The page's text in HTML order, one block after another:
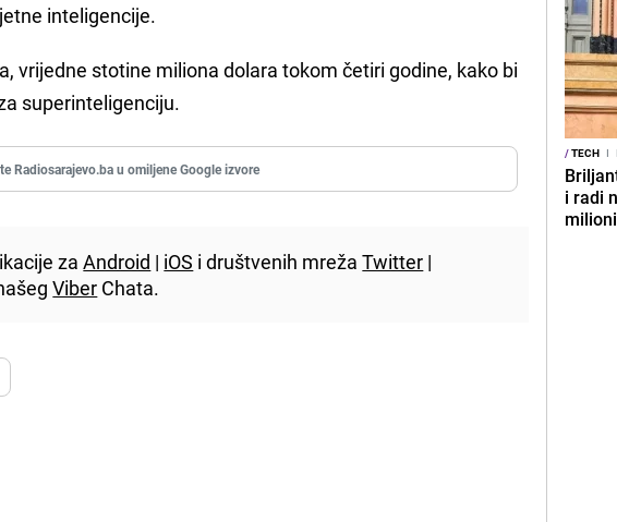
inteligencije.
vrijedne stotine miliona dolara tokom četiri godine, kako bi
superinteligenciju.
Radiosarajevo.ba u omiljene Google izvore
zaAndroid | iOS i društvenih mrežaTwitter |
Viber Chata.
/TECH I
i radi